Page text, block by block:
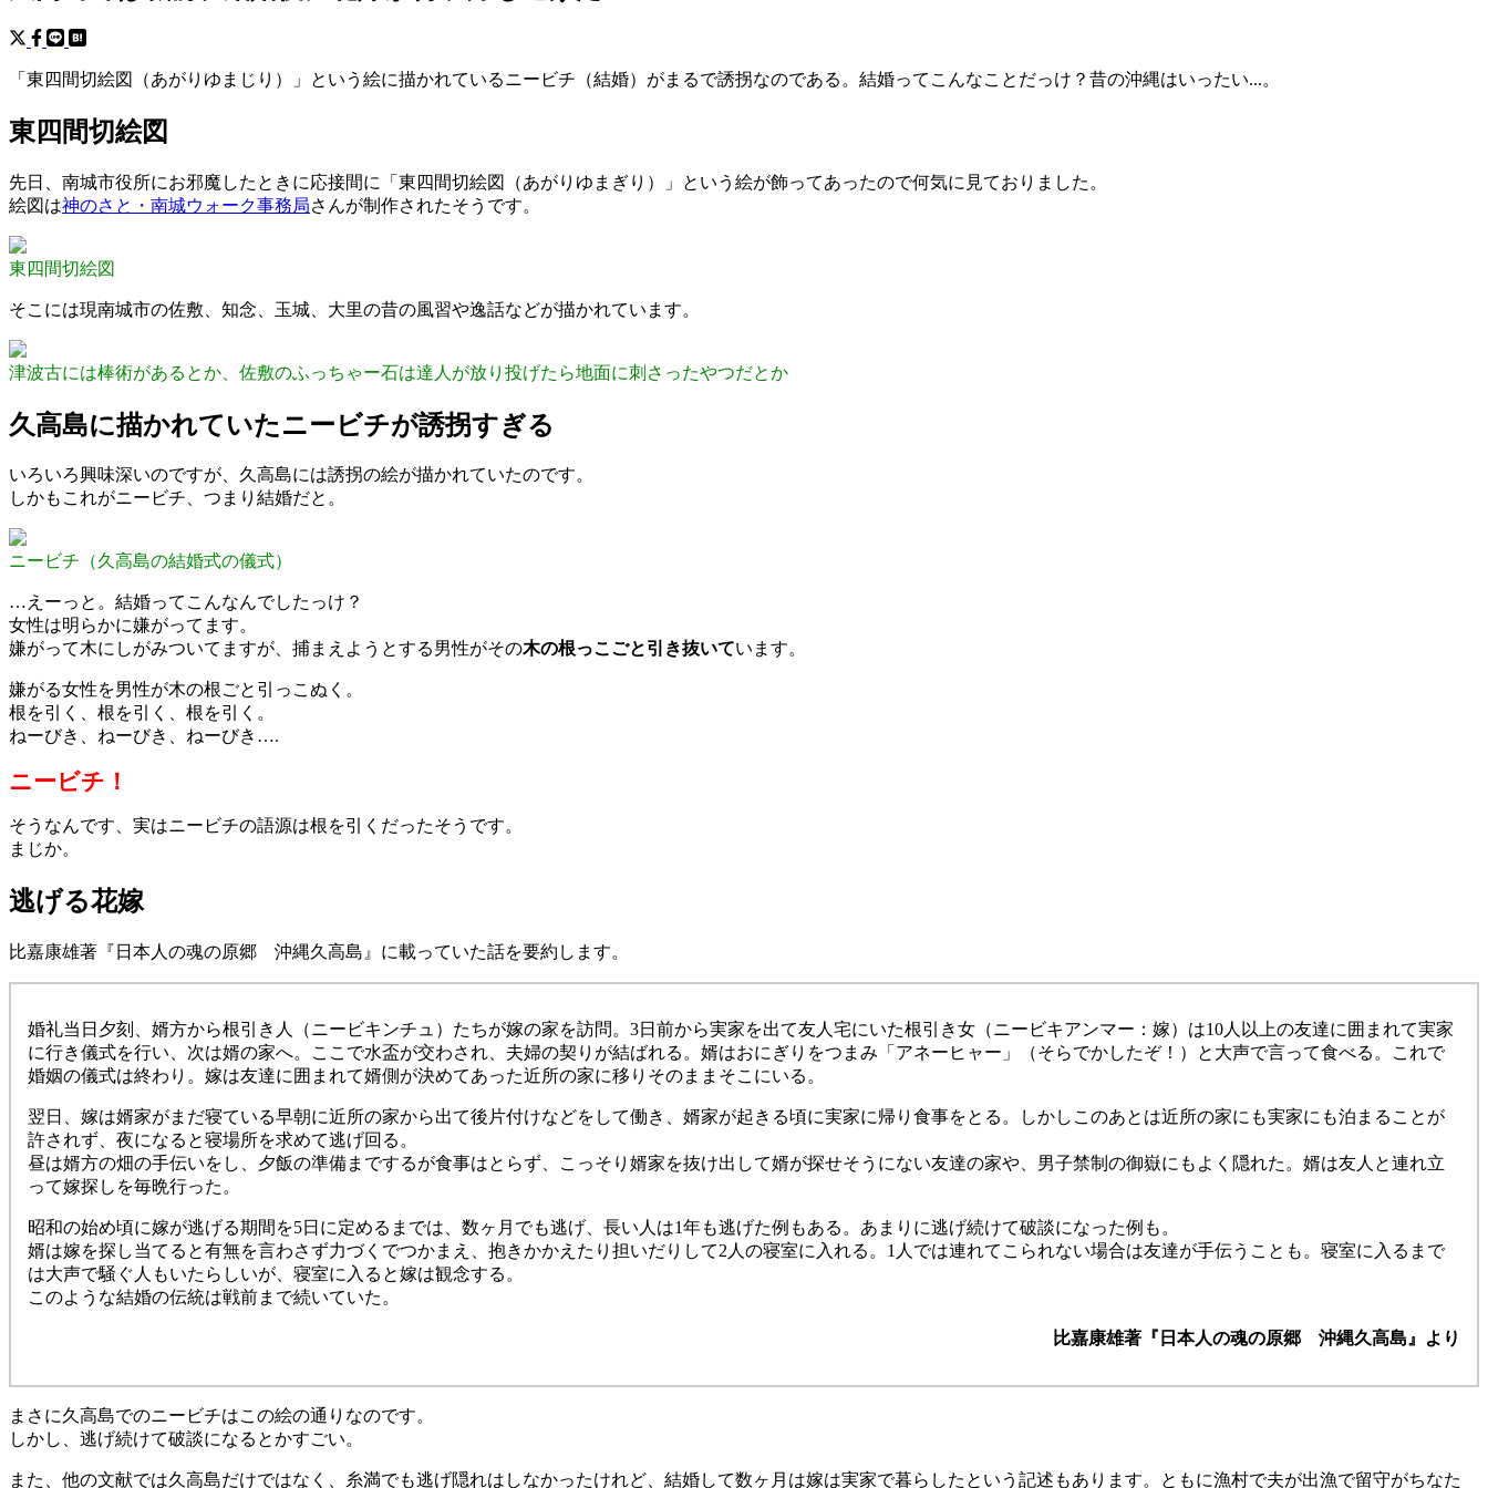
「東四間切絵図（あがりゆまじり）」という絵に描かれているニービチ（結婚）がまるで誘拐なのである。結婚ってこんなことだっけ？昔の沖縄はいったい...。
東四間切絵図
先日、南城市役所にお邪魔したときに応接間に「東四間切絵図（あがりゆまぎり）」という絵が飾ってあったので何気に見ておりました。
絵図は神のさと・南城ウォーク事務局さんが制作されたそうです。
東四間切絵図
そこには現南城市の佐敷、知念、玉城、大里の昔の風習や逸話などが描かれています。
津波古には棒術があるとか、佐敷のふっちゃー石は達人が放り投げたら地面に刺さったやつだとか
久高島に描かれていたニービチが誘拐すぎる
いろいろ興味深いのですが、久高島には誘拐の絵が描かれていたのです。
しかもこれがニービチ、つまり結婚だと。
ニービチ（久高島の結婚式の儀式）
…えーっと。結婚ってこんなんでしたっけ？
女性は明らかに嫌がってます。
嫌がって木にしがみついてますが、捕まえようとする男性がその木の根っこごと引き抜いています。
嫌がる女性を男性が木の根ごと引っこぬく。
根を引く、根を引く、根を引く。
ねーびき、ねーびき、ねーびき….
ニービチ！
そうなんです、実はニービチの語源は根を引くだったそうです。
まじか。
逃げる花嫁
比嘉康雄著『日本人の魂の原郷 沖縄久高島』に載っていた話を要約します。
婚礼当日夕刻、婿方から根引き人（ニービキンチュ）たちが嫁の家を訪問。3日前から実家を出て友人宅にいた根引き女（ニービキアンマー：嫁）は10人以上の友達に囲まれて実家
に行き儀式を行い、次は婿の家へ。ここで水盃が交わされ、夫婦の契りが結ばれる。婿はおにぎりをつまみ「アネーヒャー」（そらでかしたぞ！）と大声で言って食べる。これで
婚姻の儀式は終わり。嫁は友達に囲まれて婿側が決めてあった近所の家に移りそのままそこにいる。
翌日、嫁は婿家がまだ寝ている早朝に近所の家から出て後片付けなどをして働き、婿家が起きる頃に実家に帰り食事をとる。しかしこのあとは近所の家にも実家にも泊まることが
許されず、夜になると寝場所を求めて逃げ回る。
昼は婿方の畑の手伝いをし、夕飯の準備までするが食事はとらず、こっそり婿家を抜け出して婿が探せそうにない友達の家や、男子禁制の御嶽にもよく隠れた。婿は友人と連れ立
って嫁探しを毎晩行った。
昭和の始め頃に嫁が逃げる期間を5日に定めるまでは、数ヶ月でも逃げ、長い人は1年も逃げた例もある。あまりに逃げ続けて破談になった例も。
婿は嫁を探し当てると有無を言わさず力づくでつかまえ、抱きかかえたり担いだりして2人の寝室に入れる。1人では連れてこられない場合は友達が手伝うことも。寝室に入るまで
は大声で騒ぐ人もいたらしいが、寝室に入ると嫁は観念する。
このような結婚の伝統は戦前まで続いていた。
比嘉康雄著『日本人の魂の原郷 沖縄久高島』より
まさに久高島でのニービチはこの絵の通りなのです。
しかし、逃げ続けて破談になるとかすごい。
また、他の文献では久高島だけではなく、糸満でも逃げ隠れはしなかったけれど、結婚して数ヶ月は嫁は実家で暮らしたという記述もあります。ともに漁村で夫が出漁で留守がちなた